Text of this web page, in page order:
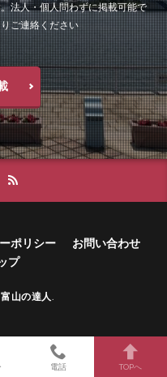
法人・個人問わずに掲載可能で
ご連絡ください
ポリシー
お問い合わせ
プ
富山の達人.
電話 TOPへ